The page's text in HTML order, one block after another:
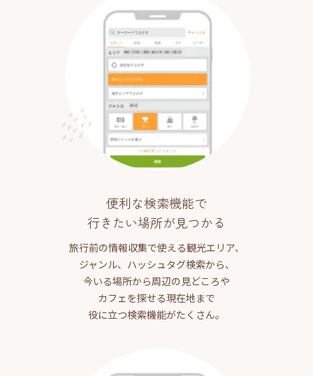
便利な検索機能で
行きたい場所が見つかる
旅行前の情報収集で使える観光エリア、
ジャンル、ハッシュタグ検索から、
今いる場所から周辺の見どころや
カフェを探せる現在地まで
役に立つ検索機能がたくさん。